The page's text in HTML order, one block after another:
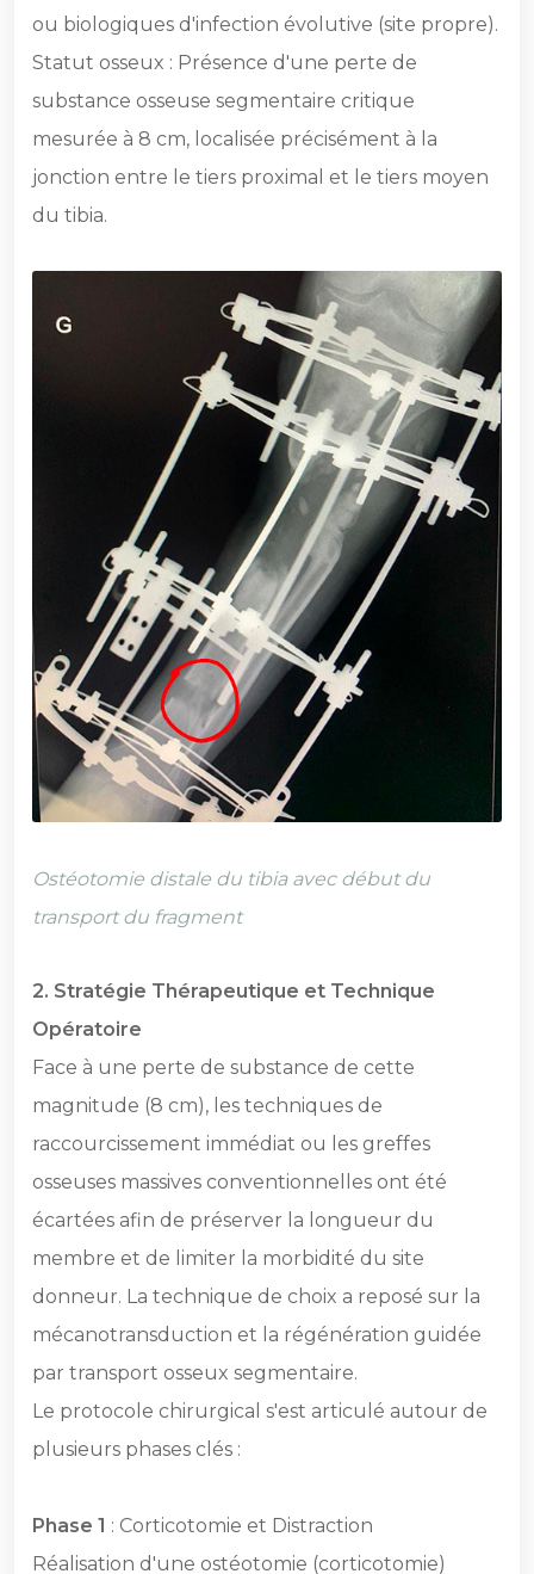
ou biologiques d'infection évolutive (site propre).
Statut osseux : Présence d'une perte de
substance osseuse segmentaire critique
mesurée à 8 cm, localisée précisément à la
jonction entre le tiers proximal et le tiers moyen
du tibia.
Ostéotomie distale du tibia avec début du
transport du fragment
2.⁠ ⁠Stratégie Thérapeutique et Technique
Opératoire
Face à une perte de substance de cette
magnitude (8 cm), les techniques de
raccourcissement immédiat ou les greffes
osseuses massives conventionnelles ont été
écartées afin de préserver la longueur du
membre et de limiter la morbidité du site
donneur. La technique de choix a reposé sur la
mécanotransduction et la régénération guidée
par transport osseux segmentaire.
Le protocole chirurgical s'est articulé autour de
plusieurs phases clés :
Phase 1 : Corticotomie et Distraction
Réalisation d'une ostéotomie (corticotomie)